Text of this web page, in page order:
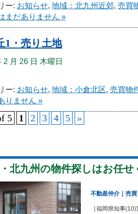
ー: お知らせ, 地域：北九州近郊, 売買
まだありません »
1・売り土地
2 月 26 日 木曜日
ー: お知らせ, 地域：小倉北区, 売買物
りません »
5 1 2 3 4 5 »
北九州の物件探しはお任
不動産仲介｜売
［福岡県知事